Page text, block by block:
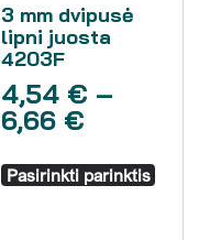
3 mm dvipusė
lipni juosta
4203F
4,54 € –
6,66 €
Pasirinkti parinktis